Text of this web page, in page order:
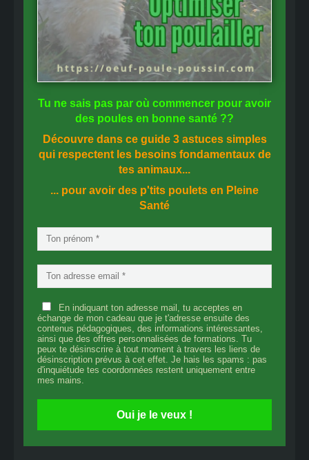
Tu ne sais pas par où commencer pour avoir
des poules en bonne santé ??
Découvre dans ce guide 3 astuces simples
qui respectent les besoins fondamentaux de
tes animaux...
... pour avoir des p'tits poulets en Pleine
Santé
En indiquant ton adresse mail, tu acceptes en
échange de mon cadeau que je t'adresse ensuite des
contenus pédagogiques, des informations intéressantes,
ainsi que des offres personnalisées de formations. Tu
peux te désinscrire à tout moment à travers les liens de
désinscription prévus à cet effet. Je hais les spams : pas
d'inquiétude tes coordonnées restent uniquement entre
mes mains.
Oui je le veux !